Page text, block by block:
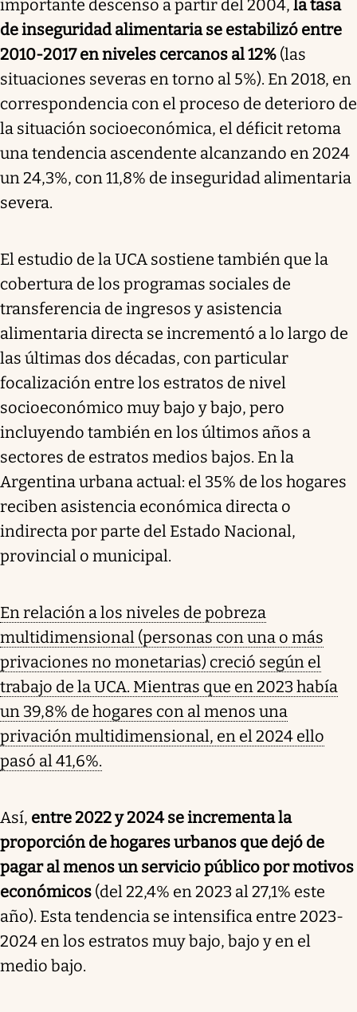
importante descenso a partir del 2004, la tasa
de inseguridad alimentaria se estabilizó entre
2010-2017 en niveles cercanos al 12% (las
situaciones severas en torno al 5%). En 2018, en
correspondencia con el proceso de deterioro de
la situación socioeconómica, el déficit retoma
una tendencia ascendente alcanzando en 2024
un 24,3%, con 11,8% de inseguridad alimentaria
severa.
El estudio de la UCA sostiene también que la
cobertura de los programas sociales de
transferencia de ingresos y asistencia
alimentaria directa se incrementó a lo largo de
las últimas dos décadas, con particular
focalización entre los estratos de nivel
socioeconómico muy bajo y bajo, pero
incluyendo también en los últimos años a
sectores de estratos medios bajos. En la
Argentina urbana actual: el 35% de los hogares
reciben asistencia económica directa o
indirecta por parte del Estado Nacional,
provincial o municipal.
En relación a los niveles de pobreza
multidimensional (personas con una o más
privaciones no monetarias) creció según el
trabajo de la UCA. Mientras que en 2023 había
un 39,8% de hogares con al menos una
privación multidimensional, en el 2024 ello
pasó al 41,6%.
Así, entre 2022 y 2024 se incrementa la
proporción de hogares urbanos que dejó de
pagar al menos un servicio público por motivos
económicos (del 22,4% en 2023 al 27,1% este
año). Esta tendencia se intensifica entre 2023-
2024 en los estratos muy bajo, bajo y en el
medio bajo.